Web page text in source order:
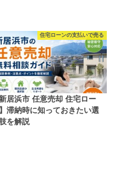
住宅ローンの支払いで売る
新居浜市 任意売却 住宅ロー
滞納時に知っておきたい選
を解説